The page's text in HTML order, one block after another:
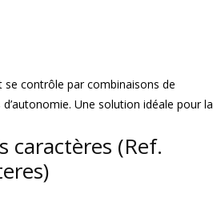
se contrôle par combinaisons de
Une solution idéale pour la
caractères (Ref.